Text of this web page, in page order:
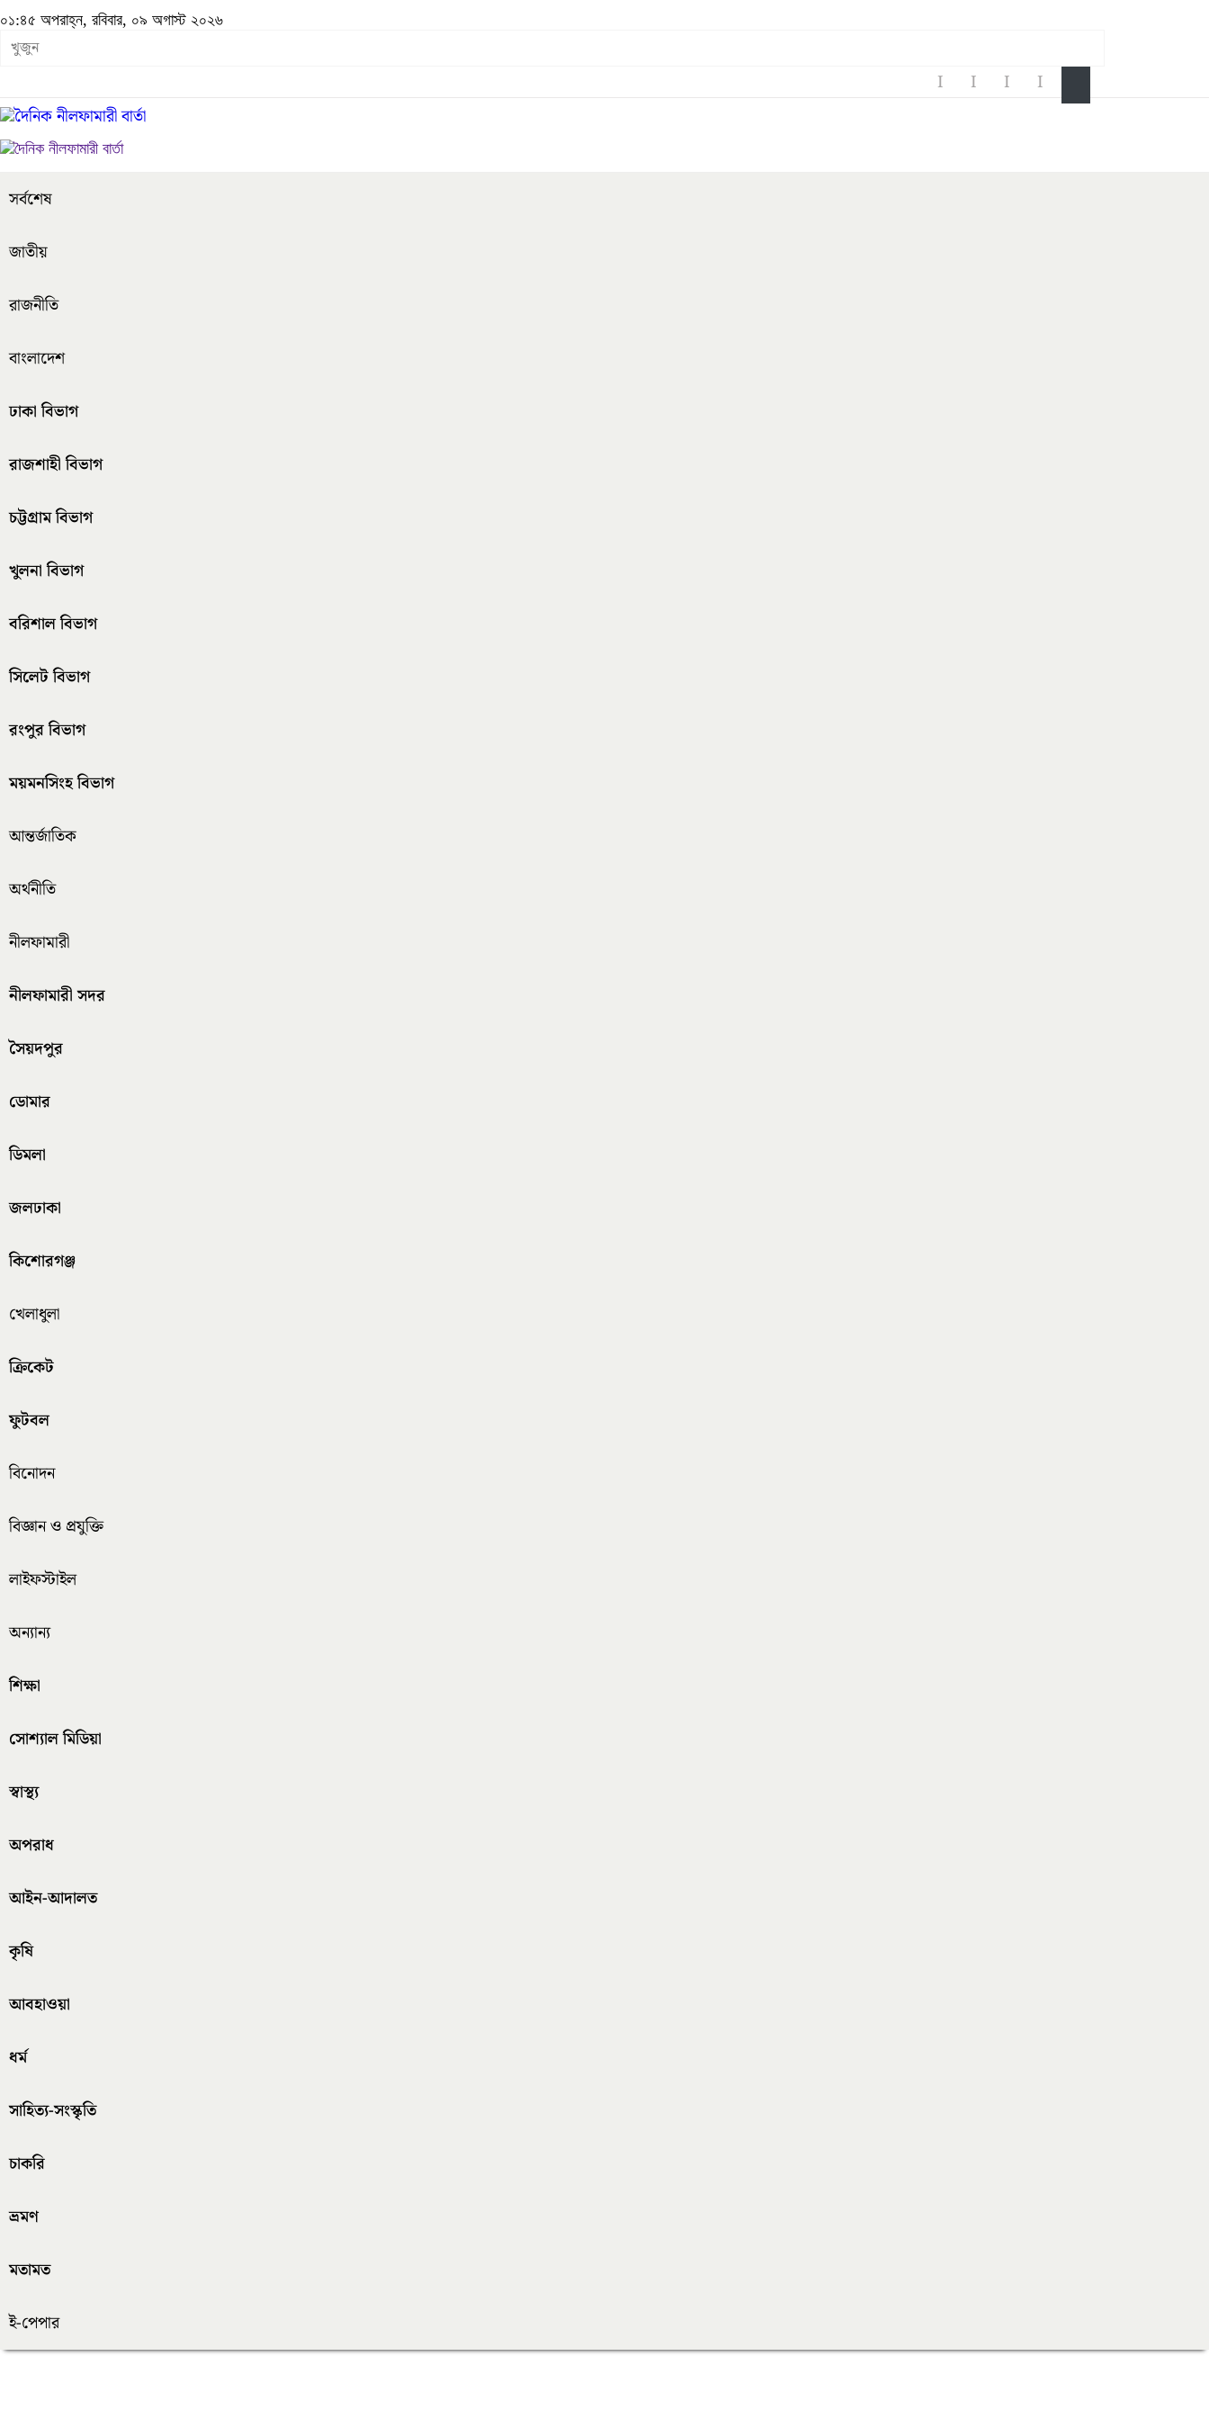
০১:৪৫ অপরাহ্ন, রবিবার, ০৯ অগাস্ট ২০২৬
সর্বশেষ
জাতীয়
রাজনীতি
বাংলাদেশ
ঢাকা বিভাগ
রাজশাহী বিভাগ
চট্টগ্রাম বিভাগ
খুলনা বিভাগ
বরিশাল বিভাগ
সিলেট বিভাগ
রংপুর বিভাগ
ময়মনসিংহ বিভাগ
আন্তর্জাতিক
অর্থনীতি
নীলফামারী
নীলফামারী সদর
সৈয়দপুর
ডোমার
ডিমলা
জলঢাকা
কিশোরগঞ্জ
খেলাধুলা
ক্রিকেট
ফুটবল
বিনোদন
বিজ্ঞান ও প্রযুক্তি
লাইফস্টাইল
অন্যান্য
শিক্ষা
সোশ্যাল মিডিয়া
স্বাস্থ্য
অপরাধ
আইন-আদালত
কৃষি
আবহাওয়া
ধর্ম
সাহিত্য-সংস্কৃতি
চাকরি
ভ্রমণ
মতামত
ই-পেপার